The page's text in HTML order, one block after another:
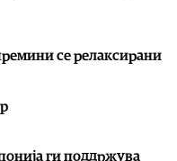
се релаксирани
ги поддржува